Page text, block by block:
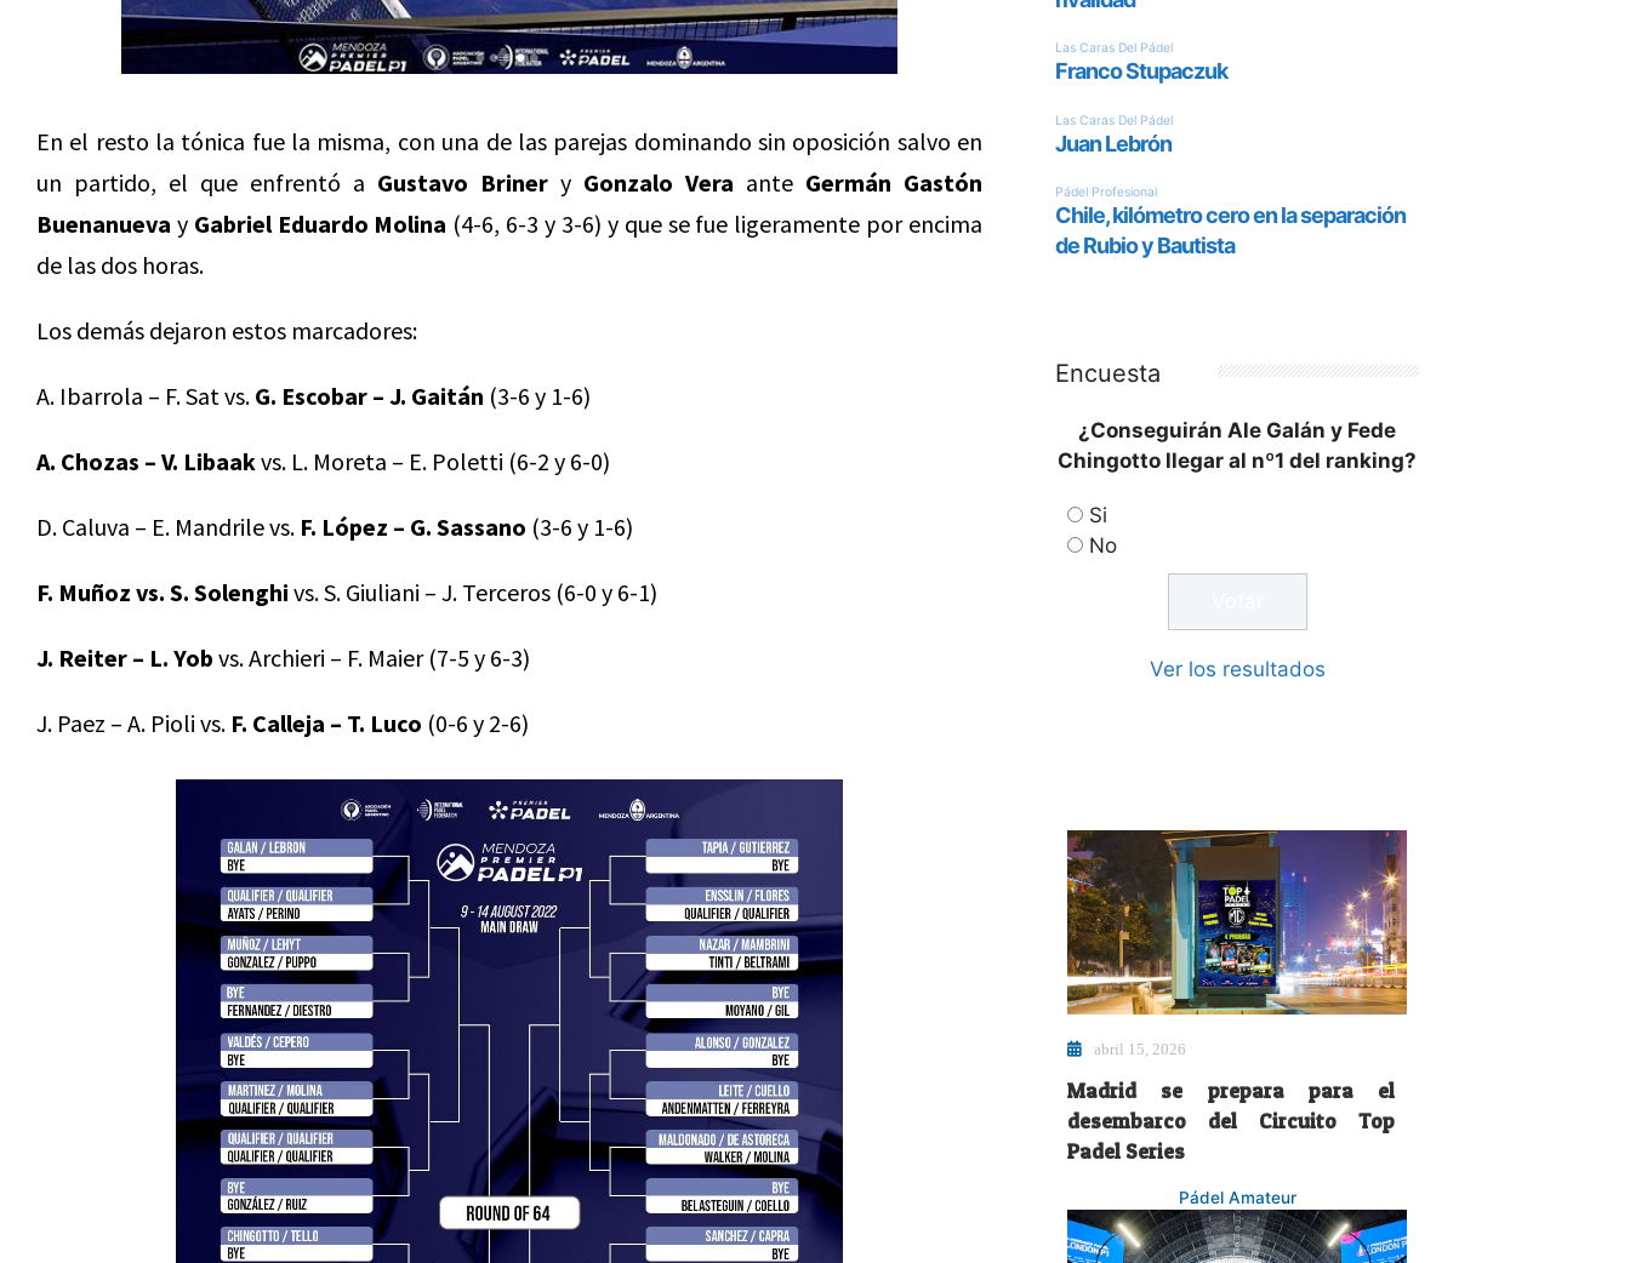
En el resto la tónica fue la misma, con una de las parejas dominando sin oposición salvo en
un partido, el que enfrentó a Gustavo Briner y Gonzalo Vera ante Germán Gastón
Buenanueva y Gabriel Eduardo Molina (4-6, 6-3 y 3-6) y que se fue ligeramente por encima
de las dos horas.
Los demás dejaron estos marcadores:
A. Ibarrola – F. Sat vs. G. Escobar – J. Gaitán (3-6 y 1-6)
A. Chozas – V. Libaakvs. L. Moreta – E. Poletti (6-2 y 6-0)
D. Caluva – E. Mandrile vs. F. López – G. Sassano (3-6 y 1-6)
F. Muñoz vs. S. Solenghi vs. S. Giuliani – J. Terceros (6-0 y 6-1)
J. Reiter – L. Yob vs. Archieri – F. Maier (7-5 y 6-3)
J. Paez – A. Pioli vs. F. Calleja – T. Luco (0-6 y 2-6)
Encuesta
¿Conseguirán Ale Galán y Fede
Chingotto llegar al nº1 del ranking?
Si
No
Ver los resultados
abril 15, 2026
Madrid se prepara para el
desembarco del Circuito Top
Padel Series
Pádel Amateur